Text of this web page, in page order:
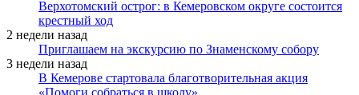
Верхотомский острог: в Кемеровском округе состоится
крестный ход
2 недели назад
Приглашаем на экскурсию по Знаменскому собору
3 недели назад
В Кемерове стартовала благотворительная акция
«Помоги собраться в школу»